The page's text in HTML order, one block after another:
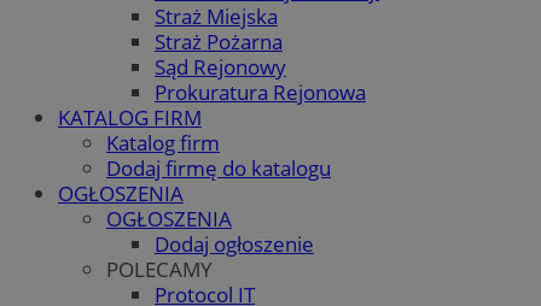
Straż Miejska
Straż Pożarna
Sąd Rejonowy
Prokuratura Rejonowa
KATALOG FIRM
Katalog firm
Dodaj firmę do katalogu
OGŁOSZENIA
OGŁOSZENIA
Dodaj ogłoszenie
POLECAMY
Protocol IT